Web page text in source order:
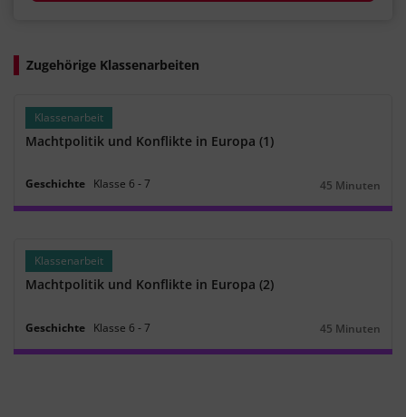
Zugehörige Klassenarbeiten
Klassenarbeit
Machtpolitik und Konflikte in Europa (1)
Geschichte Klasse 6 ‐7
Dauer:
45 Minuten
Klassenarbeit
Machtpolitik und Konflikte in Europa (2)
Geschichte Klasse 6 ‐7
Dauer:
45 Minuten